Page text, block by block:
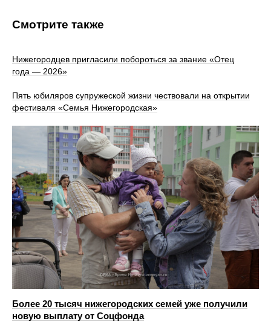
Смотрите также
Нижегородцев пригласили побороться за звание «Отец
года — 2026»
Пять юбиляров супружеской жизни чествовали на открытии
фестиваля «Семья Нижегородская»
Более 20 тысяч нижегородских семей уже получили
новую выплату от Соцфонда